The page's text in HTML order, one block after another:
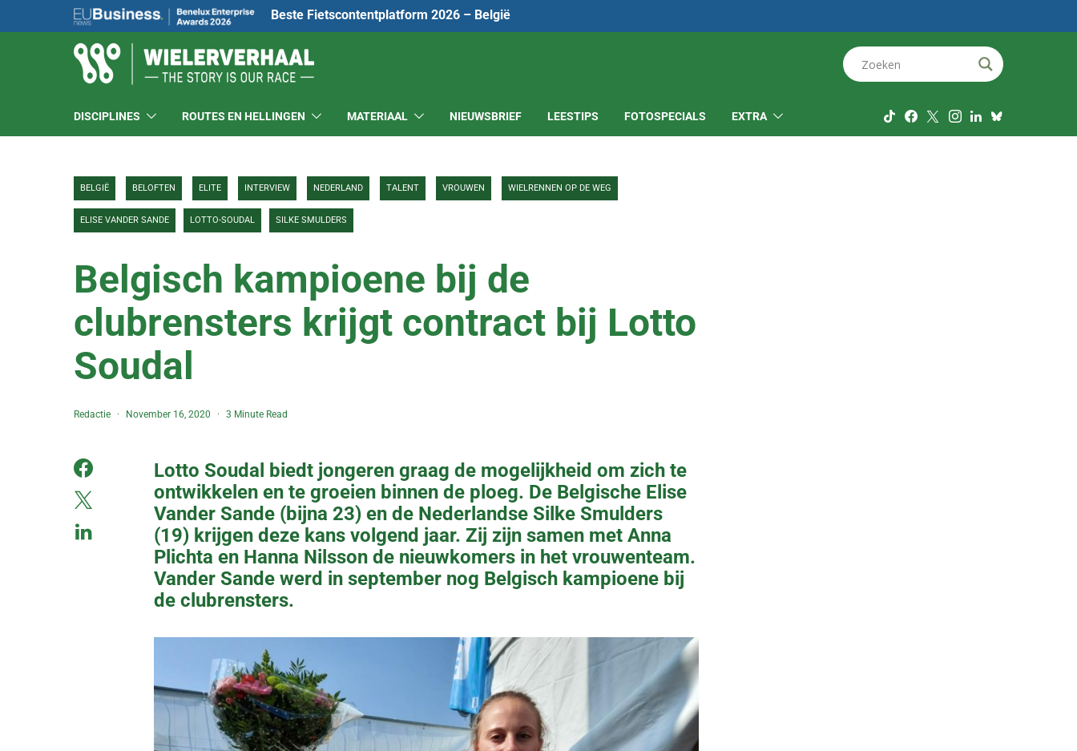
Beste Fietscontentplatform 2026 – België
DISCIPLINES ROUTES EN HELLINGEN MATERIAAL NIEUWSBRIEF LEESTIPS FOTOSPECIALS EXTRA
BELGIË BELOFTEN ELITE INTERVIEW NEDERLAND TALENT VROUWEN WIELRENNEN OP DE WEG
ELISE VANDER SANDE LOTTO-SOUDAL SILKE SMULDERS
Belgisch kampioene bij de
clubrensters krijgt contract bij Lotto
Soudal
Redactie November 16, 2020 3 Minute Read
Lotto Soudal biedt jongeren graag de mogelijkheid om zich te
ontwikkelen en te groeien binnen de ploeg. De Belgische Elise
Vander Sande (bijna 23) en de Nederlandse Silke Smulders
(19) krijgen deze kans volgend jaar. Zij zijn samen met Anna
Plichta en Hanna Nilsson de nieuwkomers in het vrouwenteam.
Vander Sande werd in september nog Belgisch kampioene bij
de clubrensters.